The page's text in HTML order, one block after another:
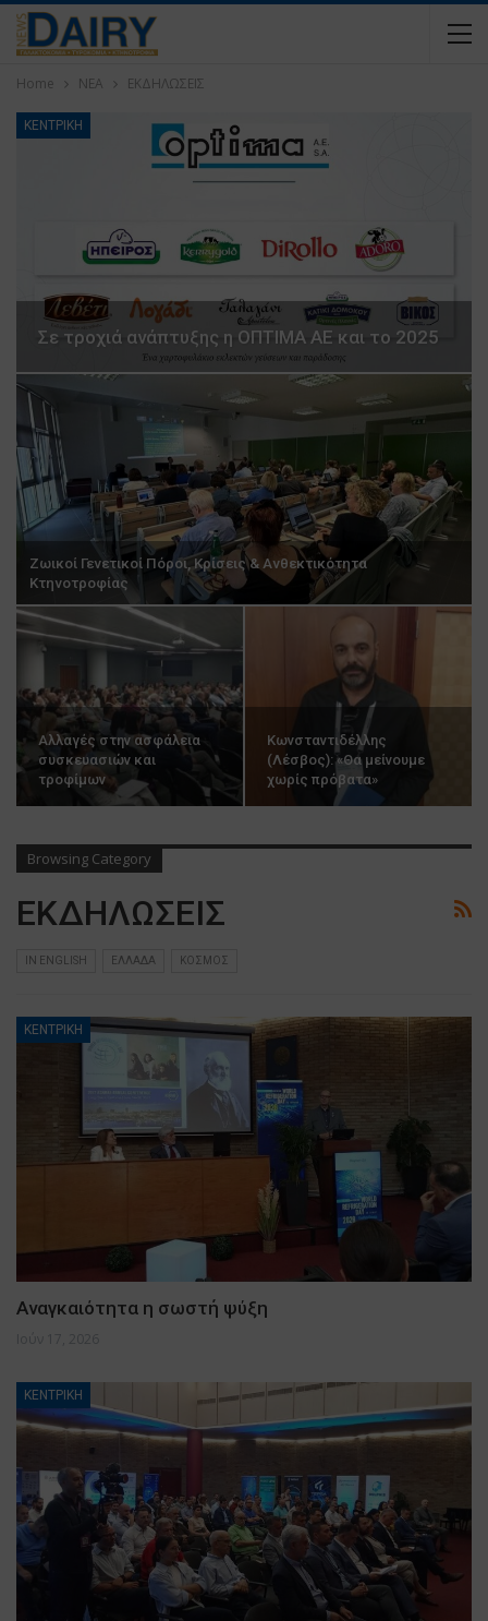
Home ΝΕΑ ΕΚΔΗΛΩΣΕΙΣ
ΚΕΝΤΡΙΚΗ
Σε τροχιά ανάπτυξης η ΟΠΤΙΜΑ ΑΕ και το 2025
Ζωικοί Γενετικοί Πόροι, Κρίσεις & Ανθεκτικότητα
Κτηνοτροφίας
Αλλαγές στην ασφάλεια
συσκευασιών και
τροφίμων
Κωνσταντιδέλλης
(Λέσβος): «Θα μείνουμε
χωρίς πρόβατα»
Browsing Category
ΕΚΔΗΛΩΣΕΙΣ
IN ENGLISH ΕΛΛΑΔΑ ΚΟΣΜΟΣ
ΚΕΝΤΡΙΚΗ
Αναγκαιότητα η σωστή ψύξη
Ιούν 17, 2026
ΚΕΝΤΡΙΚΗ